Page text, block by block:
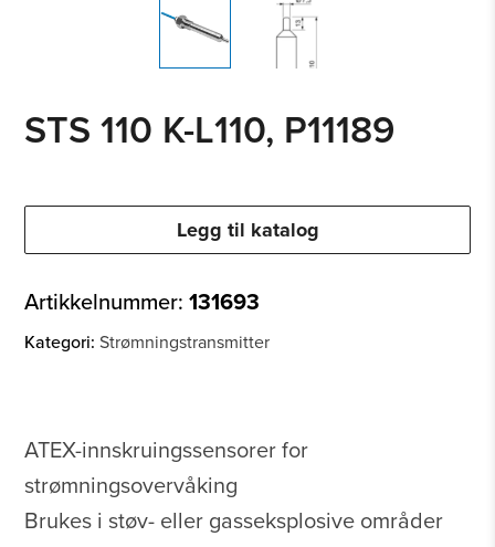
STS 110 K-L110, P11189
Legg til katalog
Artikkelnummer:131693
Kategori:Strømningstransmitter
ATEX-innskruingssensorer for
strømningsovervåking
Brukes i støv- eller gasseksplosive områder